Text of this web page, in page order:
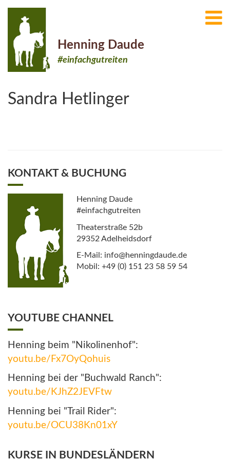
Henning Daude
#einfachgutreiten
Sandra Hetlinger
KONTAKT & BUCHUNG
Henning Daude
#einfachgutreiten
Theaterstraße 52b
29352 Adelheidsdorf
E-Mail: info@henningdaude.de
Mobil: +49 (0) 151 23 58 59 54
YOUTUBE CHANNEL
Henning beim "Nikolinenhof":
youtu.be/Fx7OyQohuis
Henning bei der "Buchwald Ranch":
youtu.be/KJhZ2JEVFtw
Henning bei "Trail Rider":
youtu.be/OCU38Kn01xY
KURSE IN BUNDESLÄNDERN